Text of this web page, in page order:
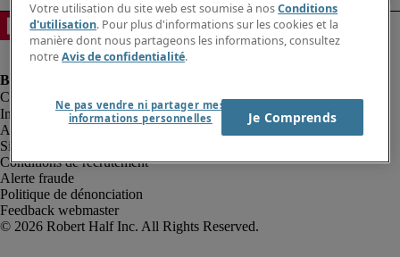
Informations sur la société
Avis de confidentialité
Site web et cookies
Conditions de recrutement
Alerte fraude
Politique de dénonciation
Feedback webmaster
Votre utilisation du site web est soumise à nosConditions
d'utilisation. Pour plus d'informations sur les cookies et la
manière dont nous partageons les informations, consultez
notreAvis de confidentialité.
Ne pas vendre ni partager mes
informations personnelles
Je Comprends